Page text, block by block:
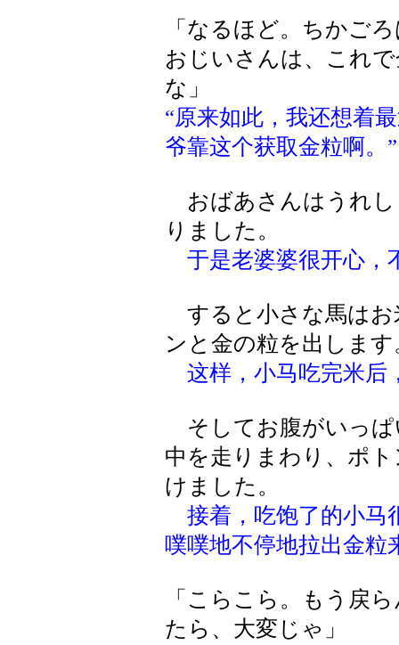
「なるほど。ちかご
おじいさんは、これ
な」
“原来如此，我还想着
爷靠这个获取金粒啊。”
おばあさんはうれし
りました。
于是老婆婆很开心，
すると小さな馬はお
ンと金の粒を出します
这样，小马吃完米后
そしてお腹がいっぱ
中を走りまわり、ポ
けました。
接着，吃饱了的小马
噗噗地不停地拉出金粒
「こらこら。もう戻
たら、大変じゃ」